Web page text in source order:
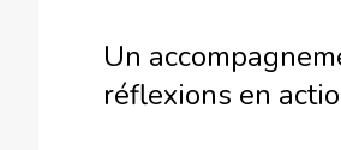
Un
réflexions en